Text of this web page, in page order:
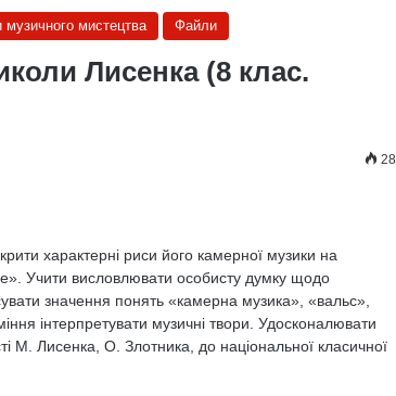
музичного мистецтва Файли
Лисенка (8 клас.
характерні риси його камерної музи­ки на
Учити висловлювати особисту дум­ку щодо
значення понять «камерна музика», «вальс»,
інтерпретувати му­зичні твори. Удосконалювати
М. Ли­сенка, О. Злотника, до національної класичної